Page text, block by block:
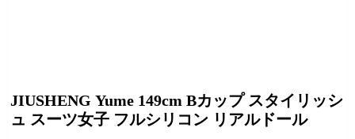
JIUSHENG Yume 149cm Bカップ スタイリッシ
ュ スーツ女子 フルシリコン リアルドール